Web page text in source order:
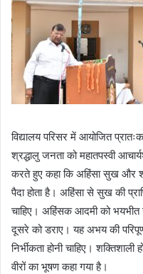
विद्यालय परिसर में आयोजित
श्रद्धालु जनता को महातपस्वी
करते हुए कहा कि अहिंसा सुख और
पैदा होता है। अहिंसा से सुख की
चाहिए। अहिंसक आदमी को
दूसरे को डराए। यह अभय की
निर्भीकता होनी चाहिए। शक्तिशाली
वीरों का भूषण कहा गया है।